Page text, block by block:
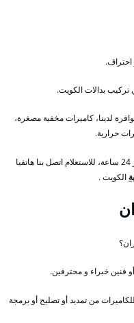
احتراف.
بدالات الكويت.
لدينا، كاميرات مخفية مصغرة،
حرارية.
أنسب و ارخص الأسعار مع أمكانية تواجدنا على مدار 24 ساعة، للاستعلام اتصل بنا هاتفيا
الكويت .
فنين خبراء و محترفين.
من تمديد أو تصليح أو برمجة